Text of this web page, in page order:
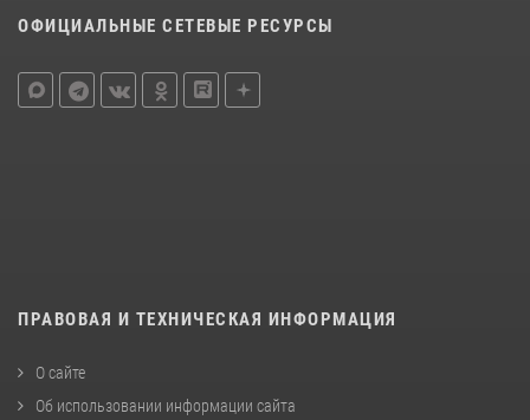
ОФИЦИАЛЬНЫЕ СЕТЕВЫЕ РЕСУРСЫ
ПРАВОВАЯ И ТЕХНИЧЕСКАЯ ИНФОРМАЦИЯ
О сайте
Об использовании информации сайта